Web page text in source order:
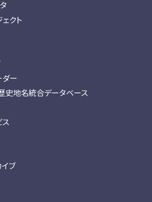
クト
ー
史地名統合データベース
ブ